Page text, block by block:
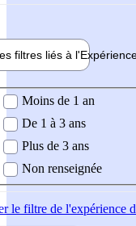
filtres liés à l'
demandée
Moins de 1 an
De 1 à 3 ans
Plus de 3 ans
Non renseignée
le filtre de l'expérience